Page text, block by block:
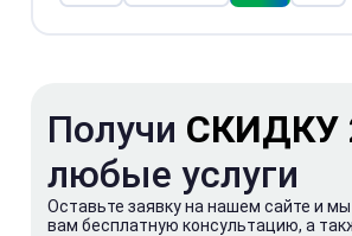
Получи СКИДКУ
любые услуги
Оставьте заявку на нашем сайте и
вам бесплатную консультацию, а